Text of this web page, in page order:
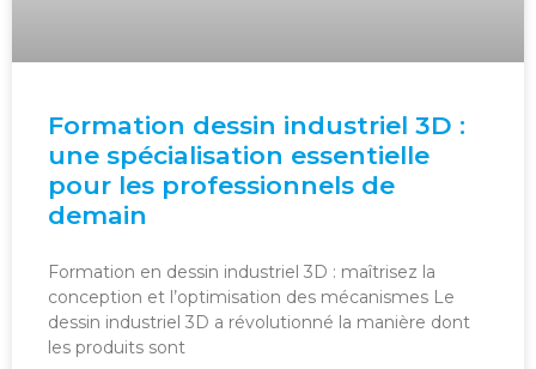
Formation dessin industriel 3D :
une spécialisation essentielle
pour les professionnels de
demain
Formation en dessin industriel 3D : maîtrisez la
conception et l’optimisation des mécanismes Le
dessin industriel 3D a révolutionné la manière dont
les produits sont